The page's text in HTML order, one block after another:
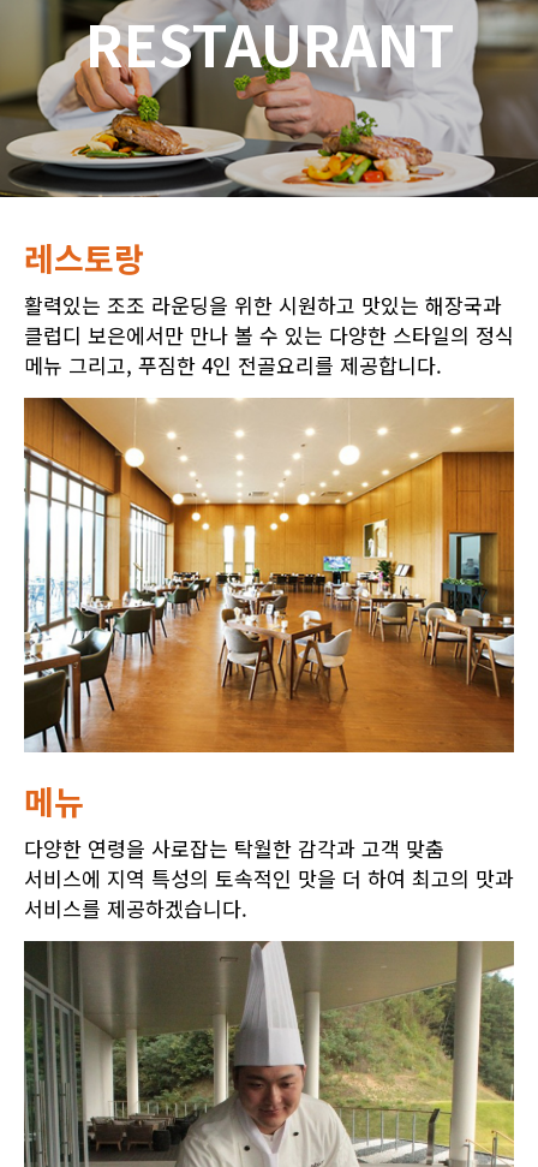
RESTAURANT
레스토랑
활력있는 조조 라운딩을 위한 시원하고 맛있는 해장국과
클럽디 보은에서만 만나 볼 수 있는 다양한 스타일의 정식
메뉴 그리고, 푸짐한 4인 전골요리를 제공합니다.
메뉴
다양한 연령을 사로잡는 탁월한 감각과 고객 맞춤
서비스에 지역 특성의 토속적인 맛을 더 하여 최고의 맛과
서비스를 제공하겠습니다.